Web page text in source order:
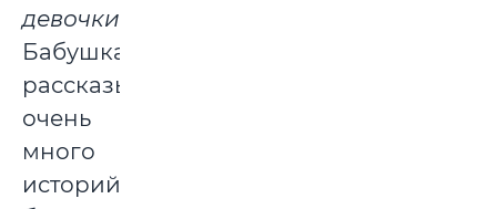
девочки
Бабушка
рассказывает
очень
много
историй,